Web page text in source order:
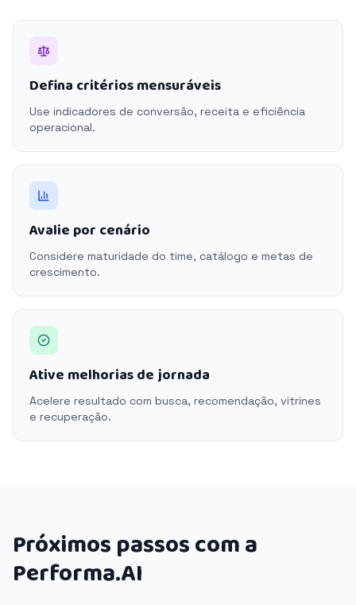
Defina critérios mensuráveis
Use indicadores de conversão, receita e eficiência
operacional.
Avalie por cenário
Considere maturidade do time, catálogo e metas de
crescimento.
Ative melhorias de jornada
Acelere resultado com busca, recomendação, vitrines
e recuperação.
Próximos passos com a
Performa.AI